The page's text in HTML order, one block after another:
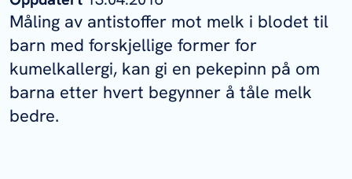
Måling av antistoffer mot melk i blodet til
barn med forskjellige former for
kumelkallergi, kan gi en pekepinn på om
barna etter hvert begynner å tåle melk
bedre.